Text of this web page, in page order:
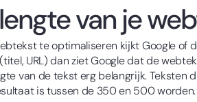
van je
te optimaliseren kijkt Google of
URL) dan ziet Google dat de
van de tekst erg belangrijk.
is tussen de 350 en 500 worden.